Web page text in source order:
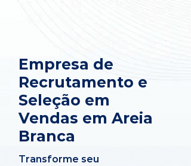
Empresa de
Recrutamento e
Seleção em
Vendas em Areia
Branca
Transforme seu